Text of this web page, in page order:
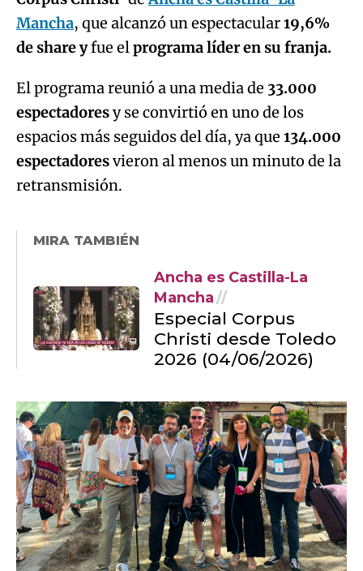
Mancha, que alcanzó un espectacular19,6%
de share yfue elprograma líder en su franja.
El programa reunió a una media de 33.000
espectadoresy se convirtió en uno de los
espacios más seguidos del día, ya que 134.000
espectadoresvieron al menos un minuto de la
retransmisión.
MIRA TAMBIÉN
Ancha es Castilla-La
Mancha
Especial Corpus
Christi desde Toledo
2026 (04/06/2026)